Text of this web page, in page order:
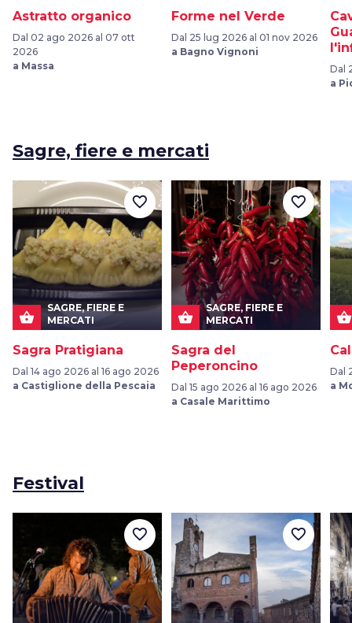
Astratto organico
Dal 02 ago 2026 al 07 ott
2026
a Massa
Forme nel Verde
Dal 25 lug 2026 al 01 nov 2026
a Bagno Vignoni
Dal
a
Sagre, fiere e mercati
shopping_basket
SAGRE, FIERE E
MERCATI
Sagra Pratigiana
Dal 14 ago 2026 al 16 ago 2026
a Castiglione della Pescaia
favorite_border
shopping_basket
SAGRE, FIERE E
MERCATI
Sagra del
Peperoncino
Dal 15 ago 2026 al 16 ago 2026
a Casale Marittimo
favorite_border
shopping_basket
Dal
a
Festival
favorite_border favorite_border